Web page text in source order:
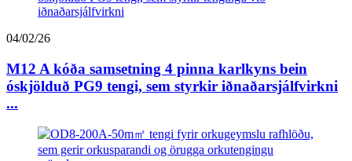
04/02/26
M12 A kóða samsetning 4 pinna karlkyns bein
óskjölduð PG9 tengi, sem styrkir iðnaðarsjálfvirkni
...